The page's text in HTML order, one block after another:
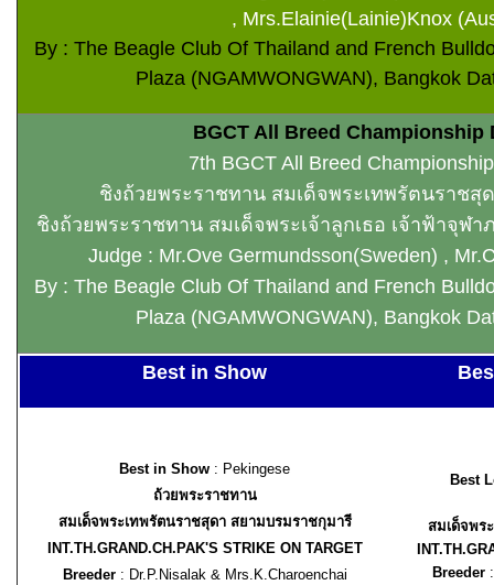
, Mrs.Elainie(Lainie)Knox
By : The Beagle Club Of Thailand and French
Plaza (NGAMWONGWAN), Bangkok
BGCT All Breed Championship
7th BGCT All Breed
ชิงถ้วยพระราชทาน สมเด็จพระเทพรัตนราชสุ
ชิงถ้วยพระราชทาน สมเด็จพระเจ้าลูกเธอ เจ้าฟ้าจุ
Judge : Mr.Ove Germundsson(Sweden) ,
By : The Beagle Club Of Thailand and French
Plaza (NGAMWONGWAN), Bangkok
Best in Show
Best in Show : Pekingese
ถ้วยพระราชทาน
สมเด็จพระเทพรัตนราชสุดา สยามบรมราชกุมารี
INT.TH.GRAND.CH.PAK'S STRIKE ON TARGET
Breeder: Dr.P.Nisalak & Mrs.K.Charoenchai
Best
สมเด็จพร
Breeder: